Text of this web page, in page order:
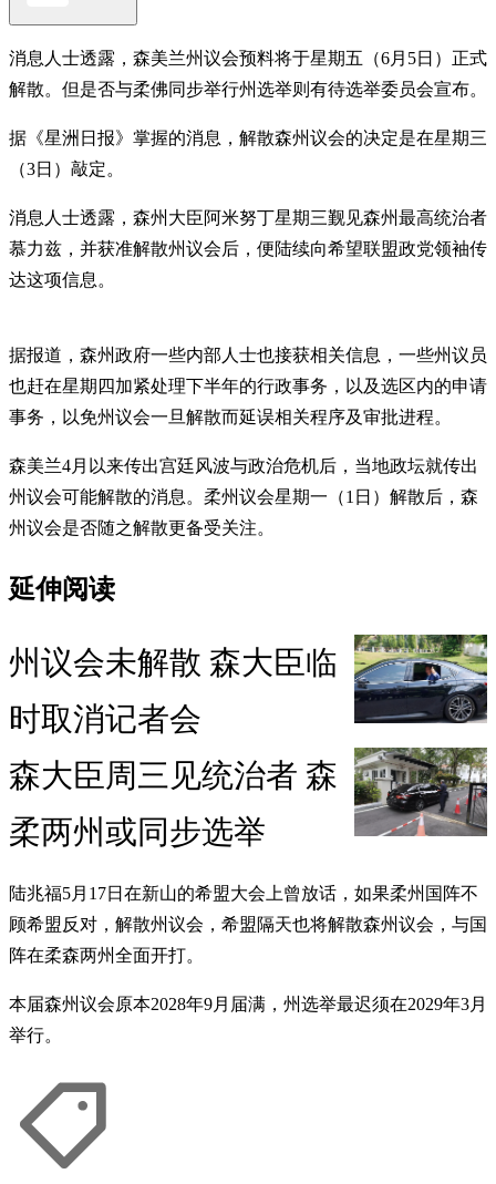
消息人士透露，森美兰州议会预料将于星期五（6月5日）正式
解散。但是否与柔佛同步举行州选举则有待选举委员会宣布。
据《星洲日报》掌握的消息，解散森州议会的决定是在星期三
（3日）敲定。
消息人士透露，森州大臣阿米努丁星期三觐见森州最高统治者
慕力兹，并获准解散州议会后，便陆续向希望联盟政党领袖传
达这项信息。
据报道，森州政府一些内部人士也接获相关信息，一些州议员
也赶在星期四加紧处理下半年的行政事务，以及选区内的申请
事务，以免州议会一旦解散而延误相关程序及审批进程。
森美兰4月以来传出宫廷风波与政治危机后，当地政坛就传出
州议会可能解散的消息。柔州议会星期一（1日）解散后，森
州议会是否随之解散更备受关注。
延伸阅读
州议会未解散 森大臣临
时取消记者会
森大臣周三见统治者 森
柔两州或同步选举
陆兆福5月17日在新山的希盟大会上曾放话，如果柔州国阵不
顾希盟反对，解散州议会，希盟隔天也将解散森州议会，与国
阵在柔森两州全面开打。
本届森州议会原本2028年9月届满，州选举最迟须在2029年3月
举行。